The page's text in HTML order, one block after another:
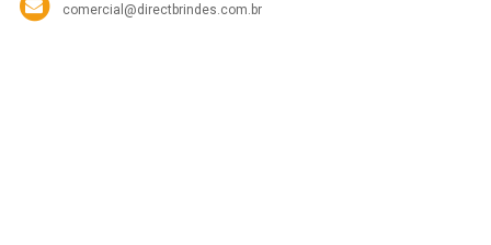
comercial@directbrindes.com.br